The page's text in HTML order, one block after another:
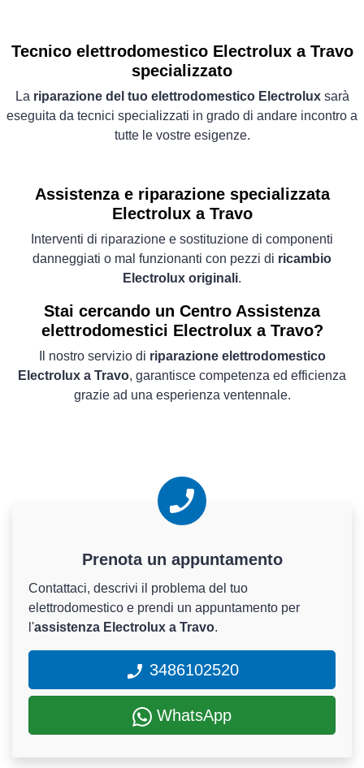
Tecnico elettrodomestico Electrolux a Travo
specializzato
La riparazione del tuo elettrodomestico Electroluxsarà
eseguita da tecnici specializzati in grado di andare incontro a
tutte le vostre esigenze.
Assistenza e riparazione specializzata
Electrolux a Travo
Interventi di riparazione e sostituzione di componenti
danneggiati o mal funzionanti con pezzi di ricambio
Electrolux originali.
Stai cercando un Centro Assistenza
elettrodomestici Electrolux a Travo?
Il nostro servizio di riparazione elettrodomestico
Electrolux a Travo, garantisce competenza ed efficienza
grazie ad una esperienza ventennale.
Prenota un appuntamento
Contattaci, descrivi il problema del tuo
elettrodomestico e prendi un appuntamento per
l'assistenza Electrolux a Travo.
3486102520
WhatsApp